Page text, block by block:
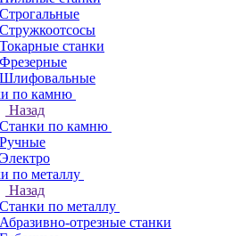
Строгальные
Стружкоотсосы
Токарные станки
Фрезерные
Шлифовальные
по камню
Назад
Станки по камню
Ручные
Электро
по металлу
Назад
Станки по металлу
Абразивно-отрезные станки